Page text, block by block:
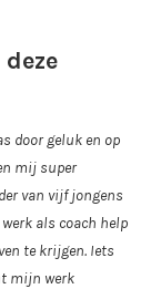
door geluk en op
mij super
van vijf jongens
als coach help
te krijgen. Iets
mijn werk